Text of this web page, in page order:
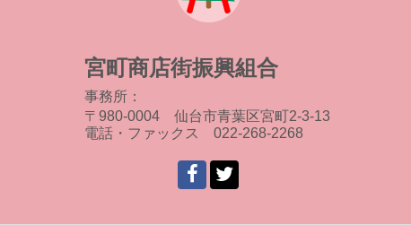
宮町商店街振興組合
事務所：
〒980-0004 仙台市青葉区宮町2-3-13
電話・ファックス 022-268-2268